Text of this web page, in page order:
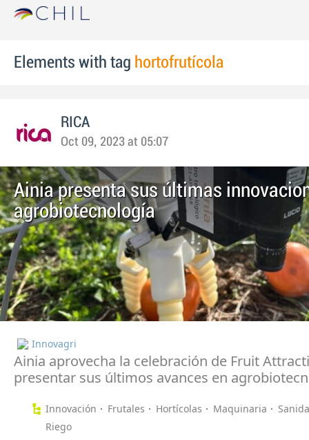
Elements with tag hortofrutícola
RICA
Oct 09, 2023 at 05:07
Ainia presenta sus últimas
agrobiotecnología
Innovagri
Ainia aprovecha la celebración de Fruit
presentar sus últimos avances en
Innovación Frutales Hortícolas Maquinaria
Riego